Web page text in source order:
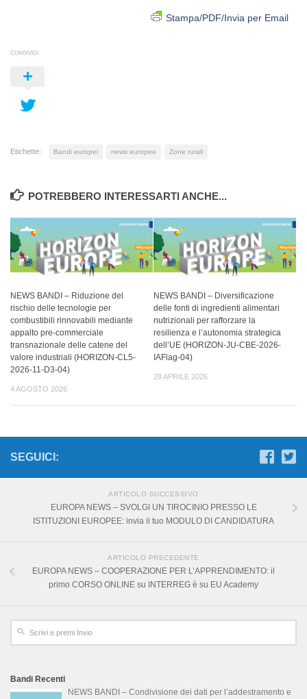
Stampa/PDF/Invia per Email
CONDIVIDI
Etichette: Bandi europei news europee Zone rurali
POTREBBERO INTERESSARTI ANCHE...
NEWS BANDI – Riduzione del
rischio delle tecnologie per
combustibili rinnovabili mediante
appalto pre-commerciale
transnazionale delle catene del
valore industriali (HORIZON-CL5-
2026-11-D3-04)
4 AGOSTO 2026
NEWS BANDI – Diversificazione
delle fonti di ingredienti alimentari
nutrizionali per rafforzare la
resilienza e l’autonomia strategica
dell’UE (HORIZON-JU-CBE-2026-
IAFlag-04)
28 APRILE 2026
SEGUICI:
ARTICOLO SUCCESSIVO
EUROPA NEWS – SVOLGI UN TIROCINIO PRESSO LE
ISTITUZIONI EUROPEE: invia il tuo MODULO DI CANDIDATURA
ARTICOLO PRECEDENTE
EUROPA NEWS – COOPERAZIONE PER L’APPRENDIMENTO: il
primo CORSO ONLINE su INTERREG è su EU Academy
Bandi Recenti
NEWS BANDI – Condivisione dei dati per l’addestramento e